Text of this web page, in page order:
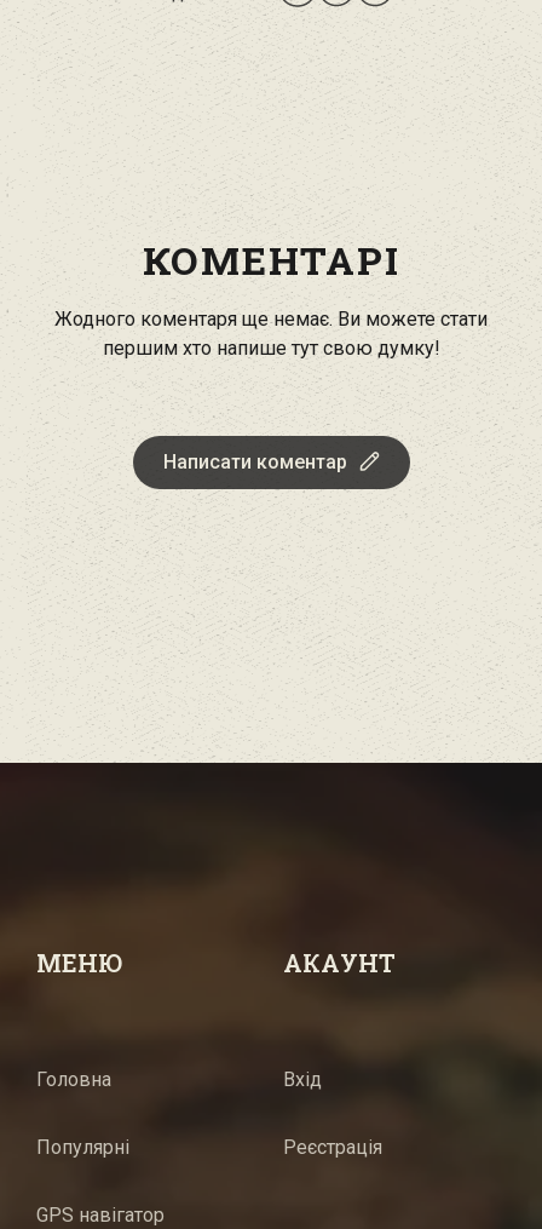
КОМЕНТАРІ
Жодного коментаря ще немає. Ви можете стати
першим хто напише тут свою думку!
Написати коментар
МЕНЮ
Головна
Популярні
GPS навігатор
АКАУНТ
Вхід
Реєстрація